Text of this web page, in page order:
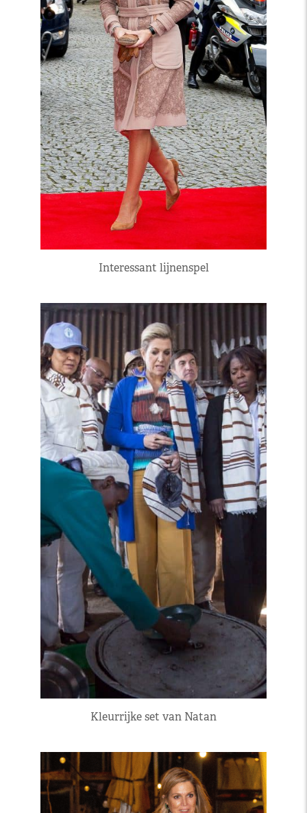
Interessant lijnenspel
Kleurrijke set van Natan